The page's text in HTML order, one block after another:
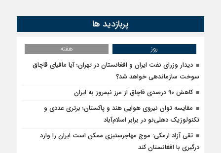
پربازدید ها
روز
هفته
دیدار وزرای نفت ایران و افغانستان در تهران؛ آیا مافیای قاچاق
سوخت سازماندهی خواهد شد؟
کاهش ۹۰ درصدی قاچاق از مرز نیمروز به ایران
مقایسه توان نیروی هوایی هند و پاکستان؛ برتری عددی و
تکنولوژیک دهلی‌نو در برابر اسلام‌آباد
تقی آزاد ارمکی: موج مهاجرستیزی ممکن است ایران را وارد
درگیری با افغانستان کند